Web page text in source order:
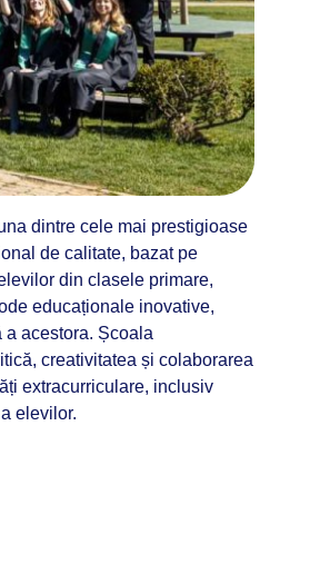
dintre cele mai prestigioase
de calitate, bazat pe
din clasele primare,
educaționale inovative,
acestora. Școala
creativitatea și colaborarea
extracurriculare, inclusiv
elevilor.